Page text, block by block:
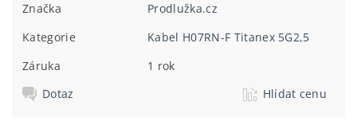
Značka
Prodlužka.cz
Kategorie
Kabel H07RN-F Titanex 5G2,5
Záruka
1 rok
Dotaz
Hlídat cenu